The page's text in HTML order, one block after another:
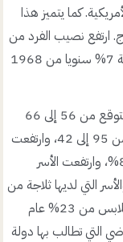
كما يتميز هذا
ارتفع نصيب الفرد من
الناتج المحلي الإجمالي في الأراضي الفلسطينية بنسبة 7% سنويا من 1968
بين عامي 1970 و1991، ارتفع متوسط العمر المتوقع من 56 إلى 66
عامًا، وانخفض معدل وفيات الرضع لكل 1000 من 95 إلى 42، وارتفعت
الأسر المعيشية المزودة بالكهرباء من 30% إلى 85%، وارتفعت الأسر
بها مياه آمنة من 15% إلى 90%، والأسر التي لديها ثلاجة من
11% إلى 85%، وارتفعت الأسر التي لديها غسالة ملابس من 23% عام
في الأراضي التي تطالب بها دولة